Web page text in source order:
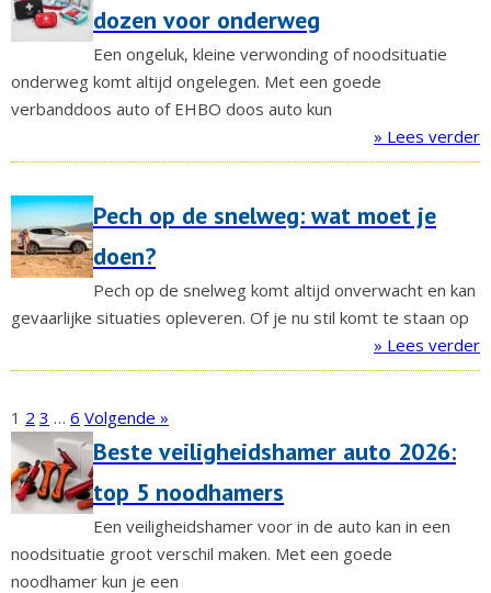
dozen voor onderweg
Een ongeluk, kleine verwonding of noodsituatie
onderweg komt altijd ongelegen. Met een goede
verbanddoos auto of EHBO doos auto kun
» Lees verder
Pech op de snelweg: wat moet je
doen?
Pech op de snelweg komt altijd onverwacht en kan
gevaarlijke situaties opleveren. Of je nu stil komt te staan op
» Lees verder
1 2 3 … 6 Volgende »
Beste veiligheidshamer auto 2026:
top 5 noodhamers
Een veiligheidshamer voor in de auto kan in een
noodsituatie groot verschil maken. Met een goede
noodhamer kun je een